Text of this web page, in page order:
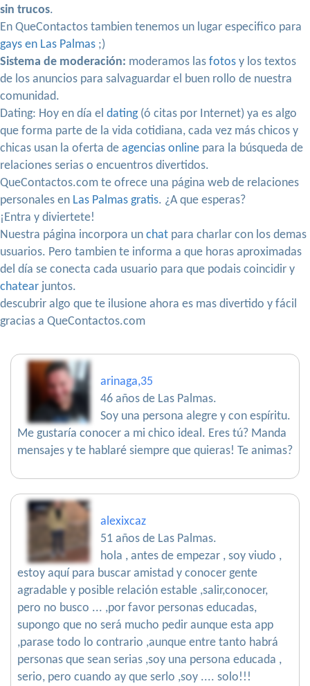
sin trucos.
En QueContactos tambien tenemos un lugar especifico para
gays en Las Palmas ;)
Sistema de moderación: moderamos las fotos y los textos
de los anuncios para salvaguardar el buen rollo de nuestra
comunidad.
Dating: Hoy en día el dating(ó citas por Internet) ya es algo
que forma parte de la vida cotidiana, cada vez más chicos y
chicas usan la oferta de agencias online para la búsqueda de
relaciones serias o encuentros divertidos.
QueContactos.com te ofrece una página web de relaciones
personales en Las Palmas gratis. ¿A que esperas?
¡Entra y diviertete!
Nuestra página incorpora un chat para charlar con los demas
usuarios. Pero tambien te informa a que horas aproximadas
del día se conecta cada usuario para que podais coincidir y
chatear juntos.
descubrir algo que te ilusione ahora es mas divertido y fácil
gracias a QueContactos.com
arinaga,35
46 años de Las Palmas.
Soy una persona alegre y con espíritu.
Me gustaría conocer a mi chico ideal. Eres tú? Manda
mensajes y te hablaré siempre que quieras! Te animas?
alexixcaz
51 años de Las Palmas.
hola , antes de empezar , soy viudo ,
estoy aquí para buscar amistad y conocer gente
agradable y posible relación estable ,salir,conocer,
pero no busco ... ,por favor personas educadas,
supongo que no será mucho pedir aunque esta app
,parase todo lo contrario ,aunque entre tanto habrá
personas que sean serias ,soy una persona educada ,
serio, pero cuando ay que serlo ,soy .... solo!!!